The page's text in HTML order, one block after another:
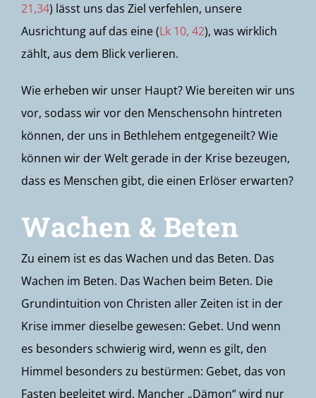
21,34) lässt uns das Ziel verfehlen, unsere
Ausrichtung auf das eine (Lk 10, 42), was wirklich
zählt, aus dem Blick verlieren.
Wie erheben wir unser Haupt? Wie bereiten wir uns
vor, sodass wir vor den Menschensohn hintreten
können, der uns in Bethlehem entgegeneilt? Wie
können wir der Welt gerade in der Krise bezeugen,
dass es Menschen gibt, die einen Erlöser erwarten?
Wachen & Beten
Zu einem ist es das Wachen und das Beten. Das
Wachen im Beten. Das Wachen beim Beten. Die
Grundintuition von Christen aller Zeiten ist in der
Krise immer dieselbe gewesen: Gebet. Und wenn
es besonders schwierig wird, wenn es gilt, den
Himmel besonders zu bestürmen: Gebet, das von
Fasten begleitet wird. Mancher „Dämon“ wird nur